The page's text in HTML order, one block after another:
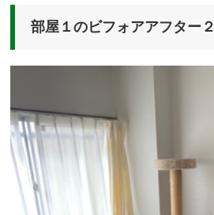
部屋１のビフォアアフター２